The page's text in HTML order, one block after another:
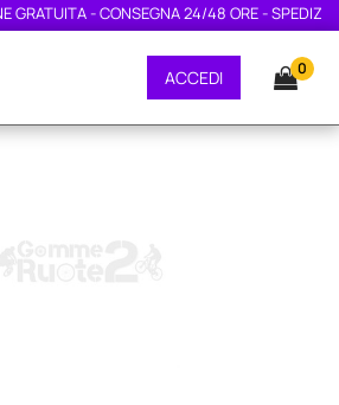
GRATUITA - CONSEGNA 24/48 ORE -
ACCEDI 0